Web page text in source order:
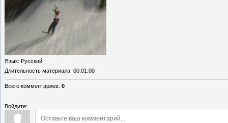
Язык: Русский
Длительность материала: 00:01:00
Всего комментариев: 0
Войдите: